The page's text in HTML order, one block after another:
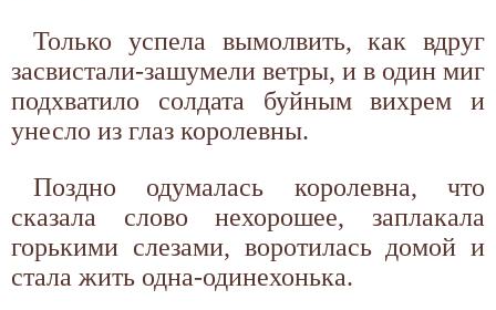
Только успела вымолвить, как вдруг
засвистали-зашумели ветры, и в один миг
подхватило солдата буйным вихрем и
унесло из глаз королевны.
Поздно одумалась королевна, что
сказала слово нехорошее, заплакала
горькими слезами, воротилась домой и
стала жить одна-одинехонька.